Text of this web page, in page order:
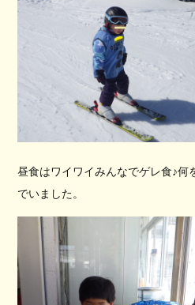
昼食はワイワイみんなでゲレ食♪何
でいました。